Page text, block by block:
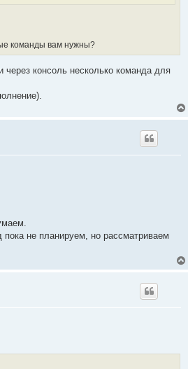
команды вам нужны?
консоль несколько команда для
не планируем, но рассматриваем